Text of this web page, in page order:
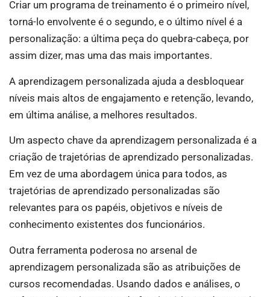
Criar um programa de treinamento é o primeiro nível,
torná-lo envolvente é o segundo, e o último nível é a
personalização: a última peça do quebra-cabeça, por
assim dizer, mas uma das mais importantes.
A aprendizagem personalizada ajuda a desbloquear
níveis mais altos de engajamento e retenção, levando,
em última análise, a melhores resultados.
Um aspecto chave da aprendizagem personalizada é a
criação de trajetórias de aprendizado personalizadas.
Em vez de uma abordagem única para todos, as
trajetórias de aprendizado personalizadas são
relevantes para os papéis, objetivos e níveis de
conhecimento existentes dos funcionários.
Outra ferramenta poderosa no arsenal de
aprendizagem personalizada são as atribuições de
cursos recomendadas. Usando dados e análises, o